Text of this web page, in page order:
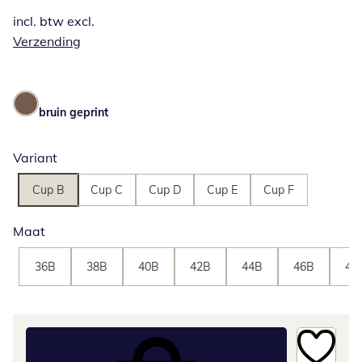
incl. btw excl.
Verzending
bruin geprint
Variant
Cup B Cup C Cup D Cup E Cup F
Maat
36B 38B 40B 42B 44B 46B